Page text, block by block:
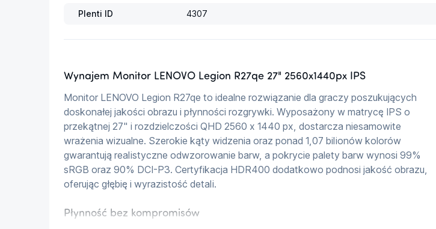
Plenti ID 4307
Wynajem Monitor LENOVO Legion R27qe 27" 2560x1440px IPS
Monitor LENOVO Legion R27qe to idealne rozwiązanie dla graczy poszukujących
doskonałej jakości obrazu i płynności rozgrywki. Wyposażony w matrycę IPS o
przekątnej 27" i rozdzielczości QHD 2560 x 1440 px, dostarcza niesamowite
wrażenia wizualne. Szerokie kąty widzenia oraz ponad 1,07 bilionów kolorów
gwarantują realistyczne odwzorowanie barw, a pokrycie palety barw wynosi 99%
sRGB oraz 90% DCI-P3. Certyfikacja HDR400 dodatkowo podnosi jakość obrazu,
oferując głębię i wyrazistość detali.
Płynność bez kompromisów